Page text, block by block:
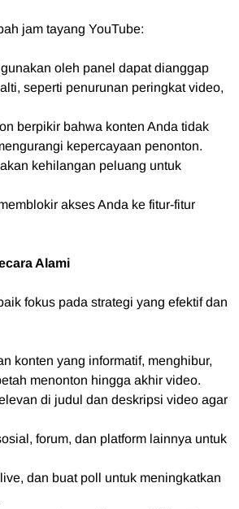
jam tayang YouTube:
oleh panel dapat dianggap
seperti penurunan peringkat video,
berpikir bahwa konten Anda tidak
kepercayaan penonton.
kehilangan peluang untuk
akses Anda ke fitur-fitur
Alami
fokus pada strategi yang efektif dan
konten yang informatif, menghibur,
menonton hingga akhir video.
di judul dan deskripsi video agar
forum, dan platform lainnya untuk
dan buat poll untuk meningkatkan